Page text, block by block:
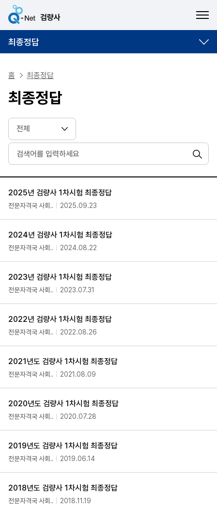
최종정답
홈 최종정답
최종정답
검색
2025년 검량사 1차시험 최종정답
전문자격국 사회.. 2025.09.23
2024년 검량사 1차시험 최종정답
전문자격국 사회.. 2024.08.22
2023년 검량사 1차시험 최종정답
전문자격국 사회.. 2023.07.31
2022년 검량사 1차시험 최종정답
전문자격국 사회.. 2022.08.26
2021년도 검량사 1차시험 최종정답
전문자격국 사회.. 2021.08.09
2020년도 검량사 1차시험 최종정답
전문자격국 사회.. 2020.07.28
2019년도 검량사 1차시험 최종정답
전문자격국 사회.. 2019.06.14
2018년도 검량사 1차시험 최종정답
전문자격국 사회.. 2018.11.19